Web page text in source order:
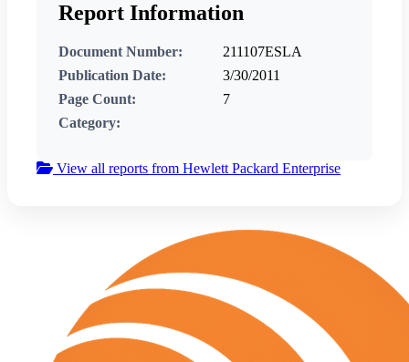
Report Information
Document Number:
211107ESLA
Publication Date:
3/30/2011
Page Count:
7
Category:
View all reports from Hewlett Packard Enterprise